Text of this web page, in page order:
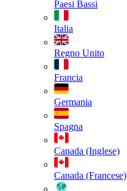
Paesi Bassi
Italia
Regno Unito
Francia
Germania
Spagna
Canada (Inglese)
Canada (Francese)